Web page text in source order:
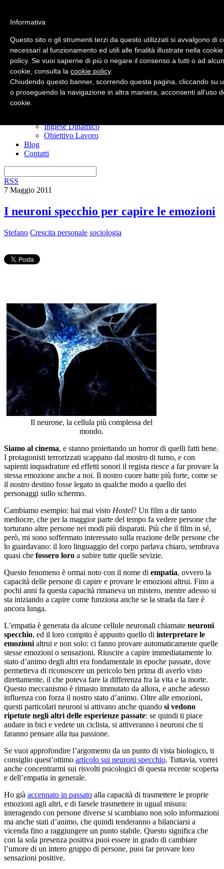
Home
Nuovo? Inizia qui
Risorse gratuite
Il manuale anti confusione
Inglese Dinamico
Obiettivo Lavoro
Blog
Contatti
RSS
7 Maggio 2011
I neuroni specchio per capire le emozioni
Stefano Crescita personale sociologia
Il neurone, la cellula più complessa del
mondo.
Siamo al cinema, e stanno proiettando un horror di quelli fatti bene.
I protagonisti terrorizzati scappano dal mostro di turno, e con
sapienti inquadrature ed effetti sonori il regista riesce a far provare la
stessa emozione anche a noi. Il nostro cuore batte più forte, come se
il nostro destino fosse legato in qualche modo a quello dei
personaggi sullo schermo.
Cambiamo esempio: hai mai visto Hostel? Un film a dir tanto
mediocre, che per la maggior parte del tempo fa vedere persone che
torturano altre persone nei modi più disparati. Più che il film in sé,
però, mi sono soffermato interessato sulla reazione delle persone che
lo guardavano: il loro linguaggio del corpo parlava chiaro, sembrava
quasi che fossero loro a subire tutte quelle sevizie.
Questo fenomeno è ormai noto con il nome di empatia, ovvero la
capacità delle persone di capire e provare le emozioni altrui. Fino a
pochi anni fa questa capacità rimaneva un mistero, mentre adesso si
sta iniziando a capire come funziona anche se la strada da fare è
ancora lunga.
L’empatia è generata da alcune cellule neuronali chiamate neuroni
specchio, ed il loro compito è appunto quello di interpretare le
emozioni altrui e non solo: ci fanno provare automaticamente quelle
stesse emozioni o sensazioni. Riuscire a capire immediatamente lo
stato d’animo degli altri era fondamentale in epoche passate, dove
permetteva di riconoscere un pericolo ben prima di averlo visto
direttamente, il che poteva fare la differenza fra la vita e la morte.
Questo meccanismo è rimasto immutato da allora, e anche adesso
influenza con forza il nostro stato d’animo. Oltre alle emozioni,
questi particolari neuroni si attivano anche quando si vedono
ripetute negli altri delle esperienze passate: se quindi ti piace
andare in bici e vedete un ciclista, si attiveranno i neuroni che ti
faranno pensare alla tua passione.
Se vuoi approfondire l’argomento da un punto di vista biologico, ti
consiglio quest’ottimo articolo sui neuroni specchio. Tuttavia, vorrei
anche concentrarmi sui risvolti psicologici di questa recente scoperta
e dell’empatia in generale.
Ho già accennato in passato alla capacità di trasmettere le proprie
emozioni agli altri, e di farsele trasmettere in ugual misura:
interagendo con persone diverse si scambiano non solo informazioni
ma anche stati d’animo, che quindi tenderanno a bilanciarsi a
vicenda fino a raggiungere un punto stabile. Questo significa che
con la sola presenza positiva puoi essere in grado di cambiare
l’umore di un intero gruppo di persone, puoi far provare loro
sensazioni positive.
Informativa
Questo sito o gli strumenti terzi da questo utilizzati si avvalgono di
necessari al funzionamento ed utili alle finalità illustrate nella cookie
policy. Se vuoi saperne di più o negare il consenso a tutti o ad
cookie, consulta la cookie policy.
Chiudendo questo banner, scorrendo questa pagina, cliccando su
o proseguendo la navigazione in altra maniera, acconsenti all’uso
cookie.